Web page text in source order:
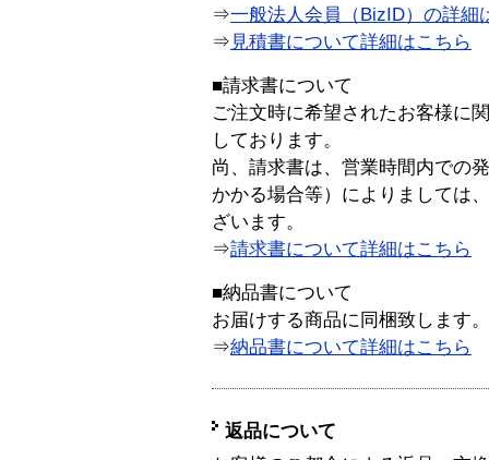
⇒一般法人会員（BizID）の詳細
⇒ 見積書について詳細はこちら
■請求書について
ご注文時に希望されたお客様に
しております。
尚、請求書は、営業時間内での
かかる場合等）によりましては
ざいます。
⇒請求書について詳細はこちら
■納品書について
お届けする商品に同梱致します。
⇒納品書について詳細はこちら
返品について